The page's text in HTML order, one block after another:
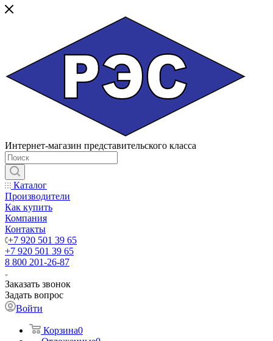
Интернет-магазин представительского класса
Каталог
Производители
Как купить
Компания
Контакты
+7 920 501 39 65
+7 920 501 39 65
8 800 201-26-87
Заказать звонок
Задать вопрос
Войти
Корзина0